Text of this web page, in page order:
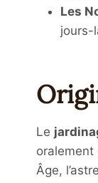
Les
jours-
Le
oralement
Âge,